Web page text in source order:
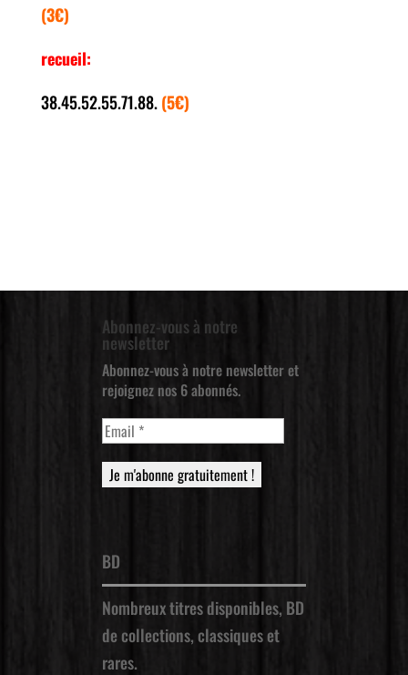
(3€)
recueil:
38.45.52.55.71.88. (5€)
Abonnez-vous à notre
newsletter
Abonnez-vous à notre newsletter et
rejoignez nos 6 abonnés.
BD
Nombreux titres disponibles, BD
de collections, classiques et
rares.